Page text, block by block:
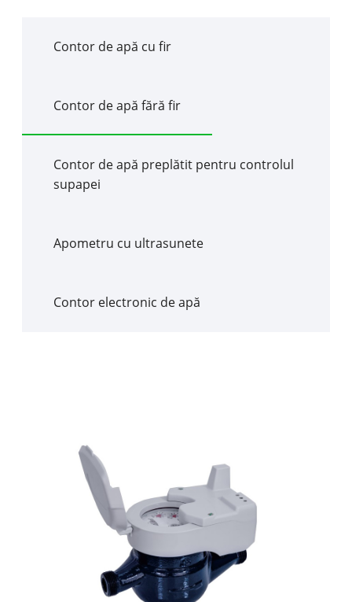
Contor de apă cu fir
Contor de apă fără fir
Contor de apă preplătit pentru controlul
supapei
Apometru cu ultrasunete
Contor electronic de apă